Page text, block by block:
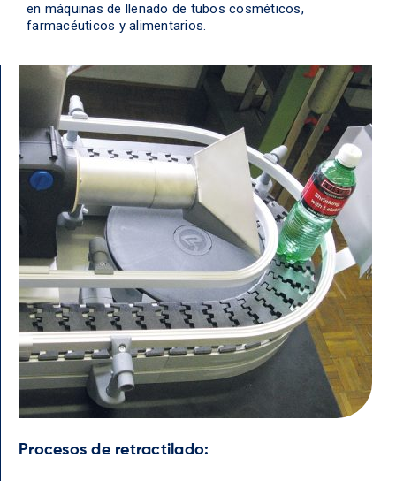
en máquinas de llenado de tubos cosméticos,
farmacéuticos y alimentarios.
Procesos de retractilado: